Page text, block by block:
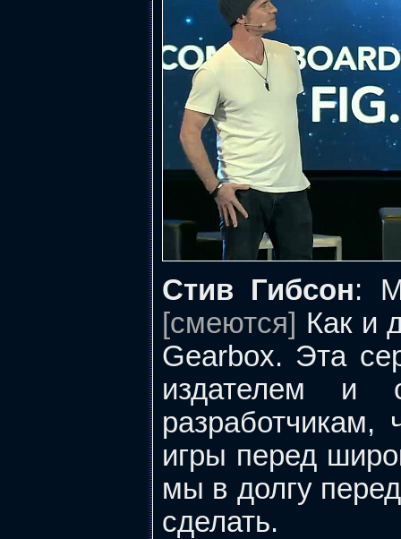
Стив Гибсон:
[смеются] Как и
Gearbox. Эта
издателем и
разработчикам,
игры перед
мы в долгу
сделать.